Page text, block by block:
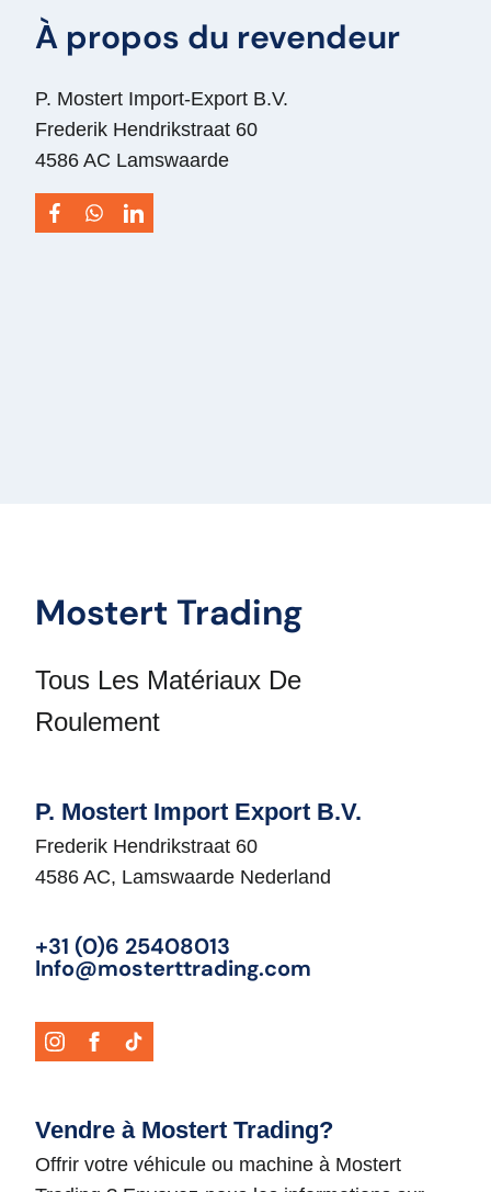
Luchtvering - Trommelremmen
Type:
E/2190/27 - 6.5 Meters Extendable
Puissance du moteur ch: 0
VIN:XL931N5SUK0007221
Type de véhicule:Oplegger
À propos du revendeur
P. Mostert Import-Export B.V.
Frederik Hendrikstraat 60
4586 AC Lamswaarde
Mostert Trading
Tous Les Matériaux De
Roulement
P. Mostert Import Export B.V.
Frederik Hendrikstraat 60
4586 AC, Lamswaarde Nederland
+31 (0)6 25408013
Info@mosterttrading.com
Vendre à Mostert Trading?
Offrir votre véhicule ou machine à Mostert